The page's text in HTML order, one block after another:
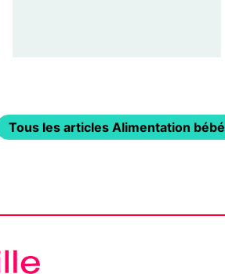
Tous les articles Alimentation bébé